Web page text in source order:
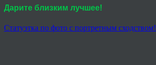
Дарите близким лучшее!
Статуэтка по фото с портретным сходством!